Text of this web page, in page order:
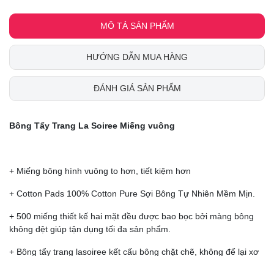
MÔ TẢ SẢN PHẨM
HƯỚNG DẪN MUA HÀNG
ĐÁNH GIÁ SẢN PHẨM
Bông Tẩy Trang La Soiree Miếng vuông
+ Miếng bông hình vuông to hơn, tiết kiệm hơn
+ Cotton Pads 100% Cotton Pure Sợi Bông Tự Nhiên Mềm Mịn.
+ 500 miếng thiết kế hai mặt đều được bao bọc bởi màng bông
không dệt giúp tận dụng tối đa sản phẩm.
+ Bông tẩy trang lasoiree kết cấu bông chặt chẽ, không để lại xơ